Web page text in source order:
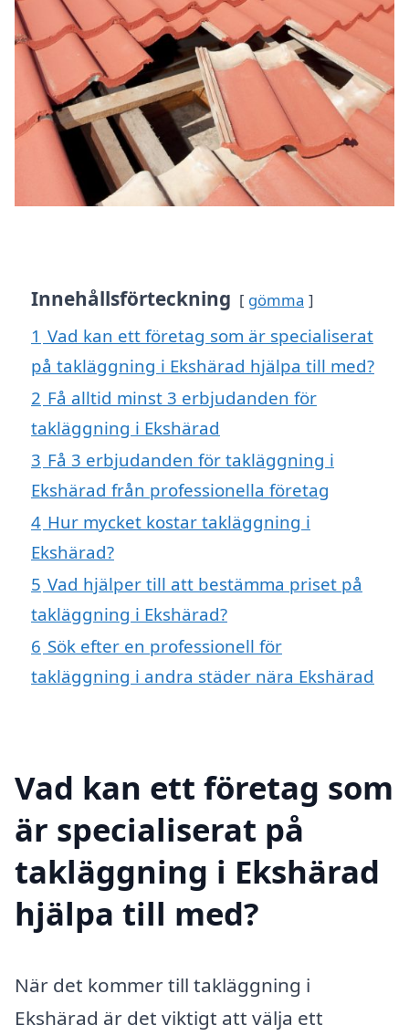
Innehållsförteckning gömma
1 Vad kan ett företag som är specialiserat
på takläggning i Ekshärad hjälpa till med?
2 Få alltid minst 3 erbjudanden för
takläggning i Ekshärad
3 Få 3 erbjudanden för takläggning i
Ekshärad från professionella företag
4 Hur mycket kostar takläggning i
Ekshärad?
5 Vad hjälper till att bestämma priset på
takläggning i Ekshärad?
6 Sök efter en professionell för
takläggning i andra städer nära Ekshärad
Vad kan ett företag som
är specialiserat på
takläggning i Ekshärad
hjälpa till med?
När det kommer till takläggning i
Ekshärad är det viktigt att välja ett